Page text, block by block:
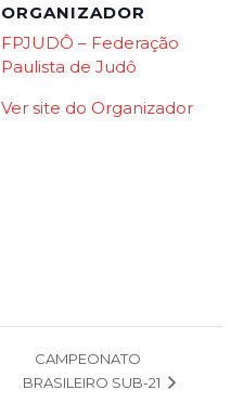
ORGANIZADOR
FPJUDÔ – Federação
Paulista de Judô
Ver site do Organizador
CAMPEONATO
BRASILEIRO SUB-21